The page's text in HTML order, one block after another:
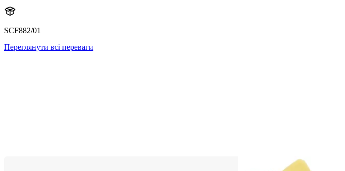
SCF882/01
Переглянути всі переваги